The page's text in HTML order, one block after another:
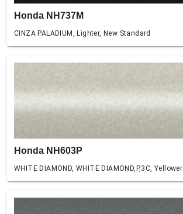
Honda NH737M
CINZA PALADIUM, Lighter, New Standard
Honda NH603P
WHITE DIAMOND, WHITE DIAMOND,P,3C, Yellower